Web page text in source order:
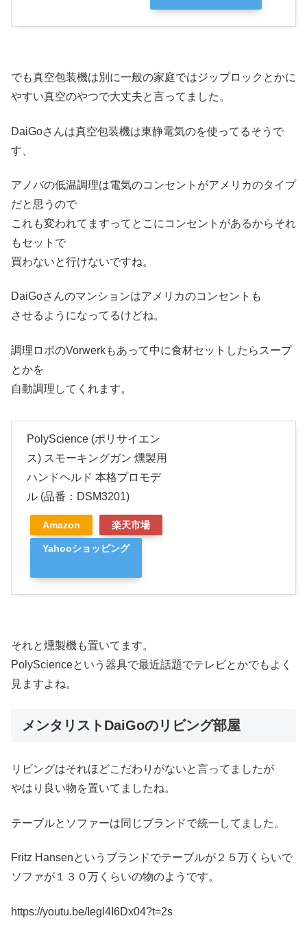
でも真空包装機は別に一般の家庭ではジップロックとかに
やすい真空のやつで大丈夫と言ってました。
DaiGoさんは真空包装機は東静電気のを使ってるそうで
す、
アノバの低温調理は電気のコンセントがアメリカのタイプ
だと思うので
これも変われてますってとこにコンセントがあるからそれ
もセットで
買わないと行けないですね。
DaiGoさんのマンションはアメリカのコンセントも
させるようになってるけどね。
調理ロボのVorwerkもあって中に食材セットしたらスープ
とかを
自動調理してくれます。
PolyScience (ポリサイエン
ス) スモーキングガン 燻製用
ハンドヘルド 本格プロモデ
ル (品番：DSM3201)
Amazon 楽天市場
Yahooショッピング
それと燻製機も置いてます。
PolyScienceという器具で最近話題でテレビとかでもよく
見ますよね。
メンタリストDaiGoのリビング部屋
リビングはそれほどこだわりがないと言ってましたが
やはり良い物を置いてましたね。
テーブルとソファーは同じブランドで統一してました。
Fritz Hansenというブランドでテーブルが２５万くらいで
ソファが１３０万くらいの物のようです。
https://youtu.be/Iegl4I6Dx04?t=2s